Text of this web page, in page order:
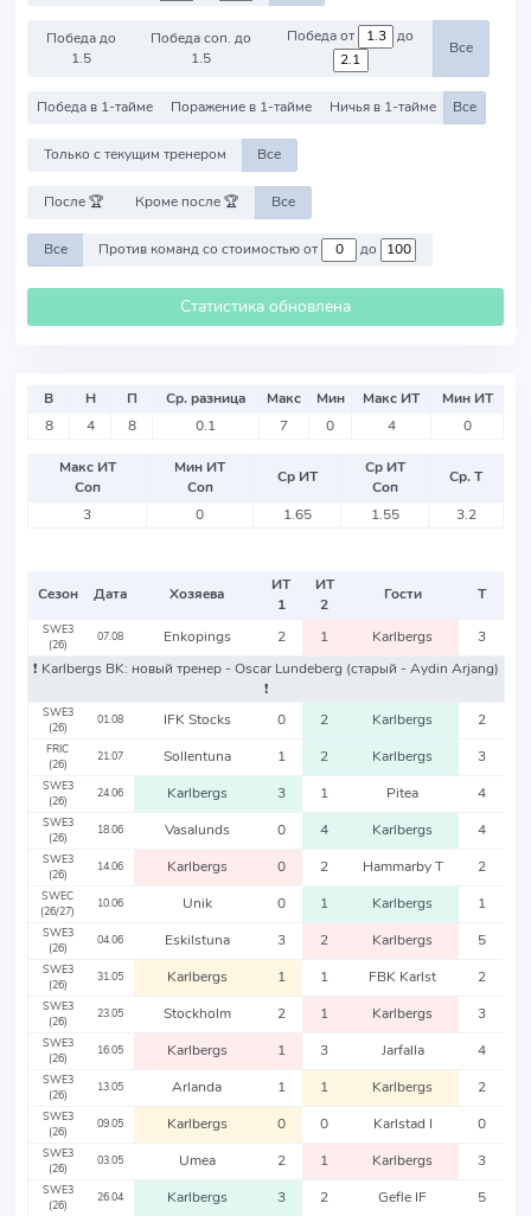
Победа до
1.5
Победа соп. до
1.5
Победа от до
Все
Победа в 1-тайме Поражение в 1-тайме Ничья в 1-тайме Все
Только с текущим тренером Все
После 🏆 Кроме после 🏆 Все
Все Против команд со стоимостью от до
Статистика обновлена
В Н П Ср. разница Макс Мин Макс ИТ
Мин ИТ
8
4 8 0.1 7 0 4 0
Макс ИТ
Соп
Мин ИТ
Соп
Ср ИТ
Ср ИТ
Соп
Ср. Т
3
0 1.65 1.55 3.2
Сезон Дата Хозяева
ИТ
1
ИТ
2
Гости Т
SWE3
(26)
07.08 Enkopings 2 1 Karlbergs
3
❗️ Karlbergs BK: новый тренер - Oscar Lundeberg (старый - Aydin Arjang)
❗️
SWE3
(26)
01.08 IFK Stocks 0 2 Karlbergs 2
FRIC
(26)
21.07 Sollentuna 1 2 Karlbergs 3
SWE3
(26)
24.06 Karlbergs 3 1 Pitea 4
SWE3
(26)
18.06 Vasalunds 0 4 Karlbergs 4
SWE3
(26)
14.06 Karlbergs 0 2 Hammarby T 2
SWEC
(26/27)
10.06 Unik 0 1 Karlbergs 1
SWE3
(26)
04.06 Eskilstuna 3 2 Karlbergs 5
SWE3
(26)
31.05 Karlbergs 1 1 FBK Karlst 2
SWE3
(26)
23.05 Stockholm 2 1 Karlbergs 3
SWE3
(26)
16.05 Karlbergs 1 3 Jarfalla 4
SWE3
(26)
13.05 Arlanda 1 1 Karlbergs 2
SWE3
(26)
09.05 Karlbergs 0 0 Karlstad I 0
SWE3
(26)
03.05 Umea 2 1 Karlbergs 3
SWE3
(26)
26.04 Karlbergs 3 2 Gefle IF 5